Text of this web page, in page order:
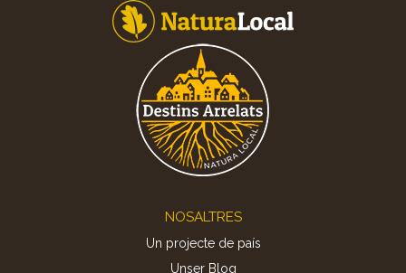
NOSALTRES
Un projecte de país
Unser Blog